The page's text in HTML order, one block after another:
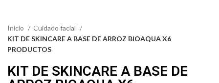
Inicio
Cuidado facial
KIT DE SKINCARE A BASE DE ARROZ BIOAQUA X6
PRODUCTOS
KIT DE SKINCARE A BASE DE